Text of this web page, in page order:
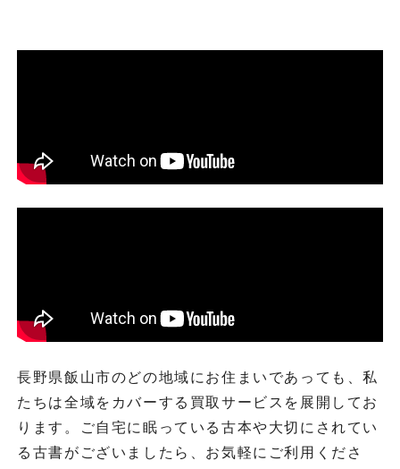
長野県飯山市のどの地域にお住まいであっても、私
たちは全域をカバーする買取サービスを展開してお
ります。ご自宅に眠っている古本や大切にされてい
る古書がございましたら、お気軽にご利用くださ